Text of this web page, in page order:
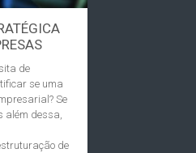
de
se uma
Se
além dessa,
de